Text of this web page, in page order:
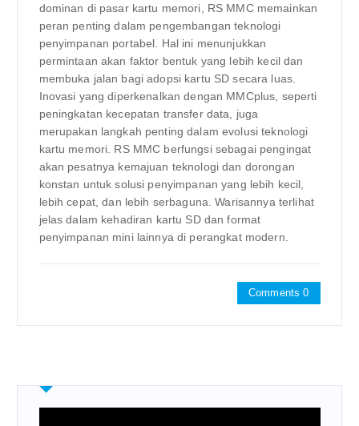
dominan di pasar kartu memori, RS MMC memainkan
peran penting dalam pengembangan teknologi
penyimpanan portabel. Hal ini menunjukkan
permintaan akan faktor bentuk yang lebih kecil dan
membuka jalan bagi adopsi kartu SD secara luas.
Inovasi yang diperkenalkan dengan MMCplus, seperti
peningkatan kecepatan transfer data, juga
merupakan langkah penting dalam evolusi teknologi
kartu memori. RS MMC berfungsi sebagai pengingat
akan pesatnya kemajuan teknologi dan dorongan
konstan untuk solusi penyimpanan yang lebih kecil,
lebih cepat, dan lebih serbaguna. Warisannya terlihat
jelas dalam kehadiran kartu SD dan format
penyimpanan mini lainnya di perangkat modern.
Comments 0